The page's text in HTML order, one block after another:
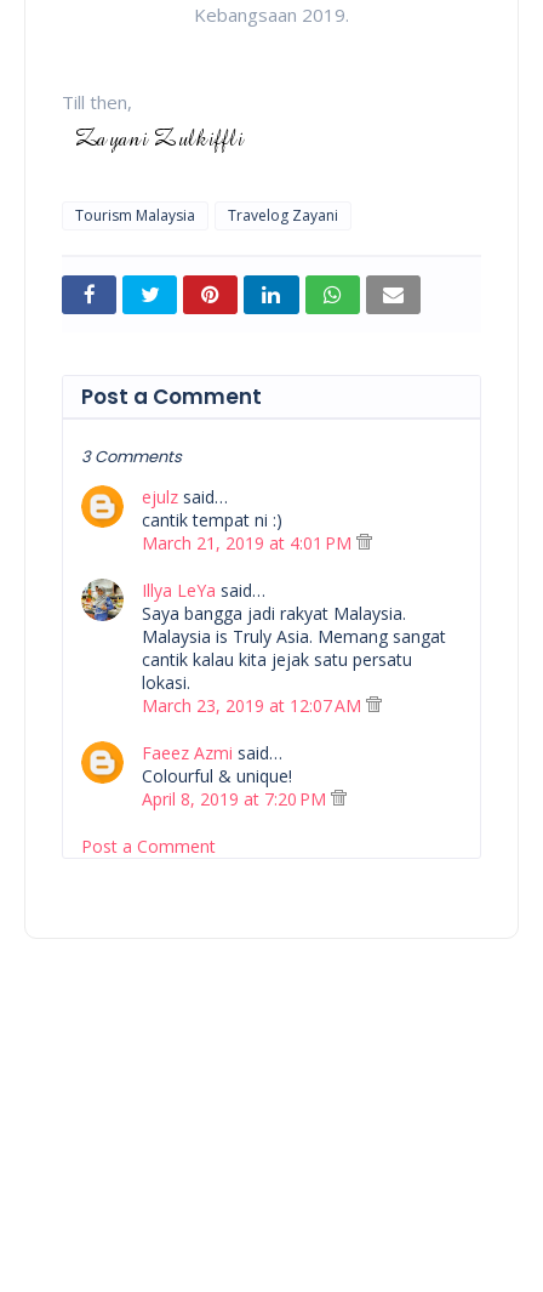
Kebangsaan 2019.
Till then,
Tourism Malaysia Travelog Zayani
Post a Comment
3 Comments
ejulz said…
cantik tempat ni :)
March 21, 2019 at 4:01 PM
Illya LeYa said…
Saya bangga jadi rakyat Malaysia.
Malaysia is Truly Asia. Memang sangat
cantik kalau kita jejak satu persatu
lokasi.
March 23, 2019 at 12:07 AM
Faeez Azmi said…
Colourful & unique!
April 8, 2019 at 7:20 PM
Post a Comment